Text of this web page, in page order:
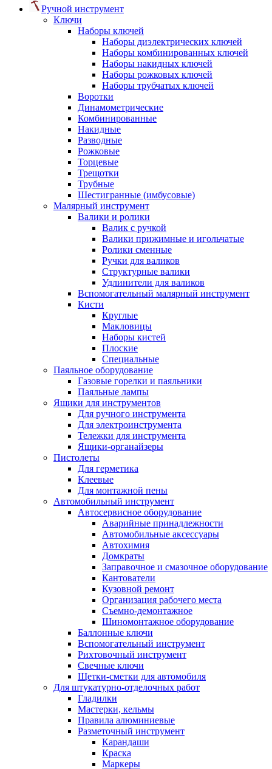
Ручной инструмент
Ключи
Наборы ключей
Наборы диэлектрических ключей
Наборы комбинированных ключей
Наборы накидных ключей
Наборы рожковых ключей
Наборы трубчатых ключей
Воротки
Динамометрические
Комбинированные
Накидные
Разводные
Рожковые
Торцевые
Трещотки
Трубные
Шестигранные (имбусовые)
Малярный инструмент
Валики и ролики
Валик с ручкой
Валики прижимные и игольчатые
Ролики сменные
Ручки для валиков
Структурные валики
Удлинители для валиков
Вспомогательный малярный инструмент
Кисти
Круглые
Макловицы
Наборы кистей
Плоские
Специальные
Паяльное оборудование
Газовые горелки и паяльники
Паяльные лампы
Ящики для инструментов
Для ручного инструмента
Для электроинструмента
Тележки для инструмента
Ящики-органайзеры
Пистолеты
Для герметика
Клеевые
Для монтажной пены
Автомобильный инструмент
Автосервисное оборудование
Аварийные принадлежности
Автомобильные аксессуары
Автохимия
Домкраты
Заправочное и смазочное оборудование
Кантователи
Кузовной ремонт
Организация рабочего места
Съемно-демонтажное
Шиномонтажное оборудование
Баллонные ключи
Вспомогательный инструмент
Рихтовочный инструмент
Свечные ключи
Щетки-сметки для автомобиля
Для штукатурно-отделочных работ
Гладилки
Мастерки, кельмы
Правила алюминиевые
Разметочный инструмент
Карандаши
Краска
Маркеры